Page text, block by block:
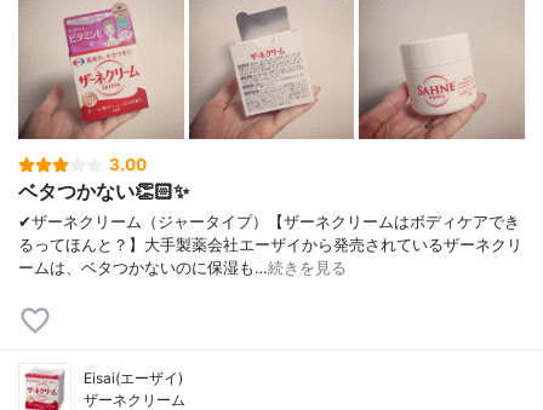
3.00
ベタつかない👏🏻✨
✔︎ザーネクリーム（ジャータイプ）【ザーネクリームはボディケアでき
るってほんと？】大手製薬会社エーザイから発売されているザーネクリ
ームは、ベタつかないのに保湿も…続きを見る
Eisai(エーザイ)
ザーネクリーム